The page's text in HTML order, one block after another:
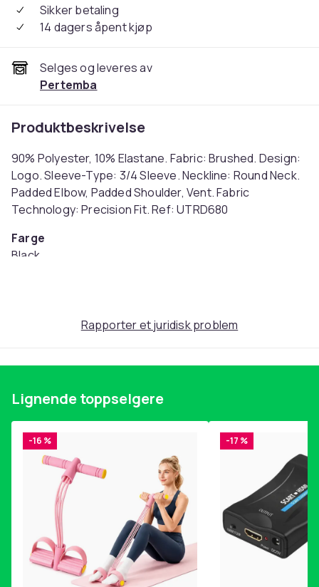
Sikker betaling
14 dagers åpent kjøp
Selges og leveres av
Pertemba
Produktbeskrivelse
90% Polyester, 10% Elastane. Fabric: Brushed. Design:
Logo. Sleeve-Type: 3/4 Sleeve. Neckline: Round Neck.
Padded Elbow, Padded Shoulder, Vent. Fabric
Technology: Precision Fit. Ref: UTRD680
Farge
Black
74cde218-953e-4a69-b21b-719e07776d38
Rapporter et juridisk problem
Lignende toppselgere
-16 % -17 %